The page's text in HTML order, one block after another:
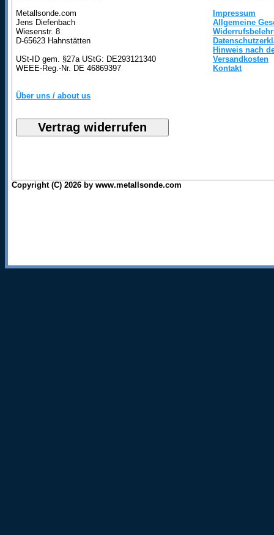
Metallsonde.com
Jens Diefenbach
Wiesenstr. 8
D-65623 Hahnstätten
USt-ID gem. §27a UStG: DE293121340
WEEE-Reg.-Nr. DE 46869397
Über uns / about us
Impressum
Allgemeine
Hinweis nach
Versandkosten
Kontakt
Copyright (C) 2026 by www.metallsonde.com